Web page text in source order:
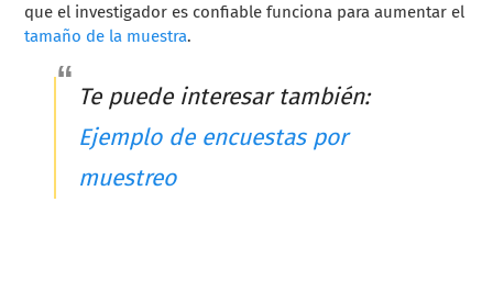
que el investigador es confiable funciona para aumentar el
tamaño de la muestra.
Te puede interesar también:
Ejemplo de encuestas por
muestreo